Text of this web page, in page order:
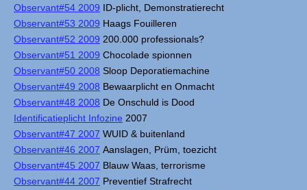
Observant#54 2009 ID-plicht, Demonstratierecht
Observant#53 2009 Haags Fouilleren
Observant#52 2009 200.000 professionals?
Observant#51 2009 Chocolade spionnen
Observant#50 2008 Sloop Deporatiemachine
Observant#49 2008 Bewaarplicht en Onmacht
Observant#48 2008 De Onschuld is Dood
Identificatieplicht Infozine 2007
Observant#47 2007 WUID & buitenland
Observant#46 2007 Aanslagen, Prüm, toezicht
Observant#45 2007 Blauw Waas, terrorisme
Observant#44 2007 Preventief Strafrecht